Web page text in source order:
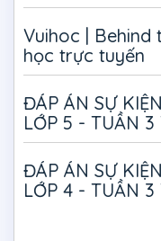
Vuihoc | Behind
học trực tuyến
ĐÁP ÁN SỰ
LỚP 5 - TUẦN 3
ĐÁP ÁN SỰ
LỚP 4 - TUẦN 3